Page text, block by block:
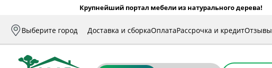
Крупнейший портал мебели из натурального дерева!
Выберите город Доставка и сборкаОплатаРассрочка и кредитОтзывы